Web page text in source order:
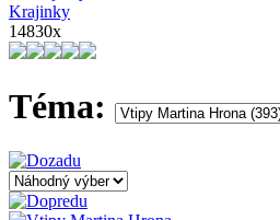
Krajinky
14830x
Téma: